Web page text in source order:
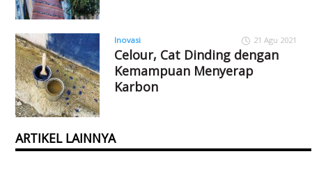
Inovasi 21 Agu 2021
Celour, Cat Dinding dengan
Kemampuan Menyerap
Karbon
ARTIKEL LAINNYA